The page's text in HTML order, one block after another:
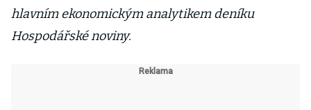
hlavním ekonomickým analytikem deníku
Hospodářské noviny.